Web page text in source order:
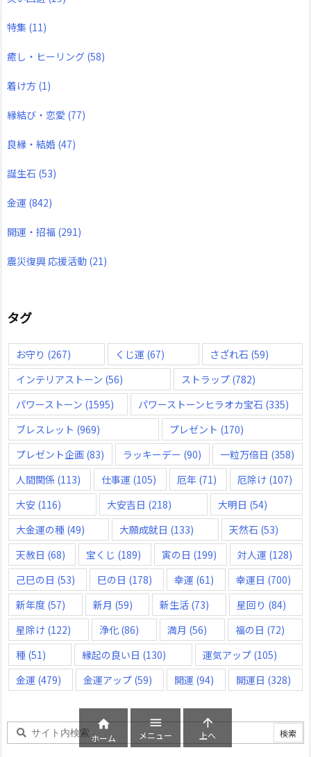
特集 (11)
癒し・ヒーリング (58)
着け方 (1)
縁結び・恋愛 (77)
良縁・結婚 (47)
誕生石 (53)
金運 (842)
開運・招福 (291)
震災復興 応援活動 (21)
タグ
お守り (267) くじ運 (67) さざれ石 (59)
インテリアストーン (56) ストラップ(782)
パワーストーン (1595) パワーストーンヒラオカ宝石 (335)
ブレスレット (969) プレゼント (170)
プレゼント企画 (83) ラッキーデー (90) 一粒万倍日 (358)
人間関係 (113) 仕事運 (105) 厄年 (71) 厄除け (107)
大安 (116) 大安吉日 (218) 大明日 (54)
大金運の種 (49) 大願成就日 (133) 天然石 (53)
天赦日 (68) 宝くじ (189) 寅の日 (199) 対人運 (128)
己巳の日 (53) 巳の日 (178) 幸運 (61) 幸運日 (700)
新年度 (57) 新月 (59) 新生活 (73) 星回り (84)
星除け (122) 浄化 (86) 満月 (56) 福の日 (72)
種 (51) 縁起の良い日 (130) 運気アップ(105)
金運 (479) 金運アップ (59) 開運 (94) 開運日 (328)

ホーム

メニュー

上へ